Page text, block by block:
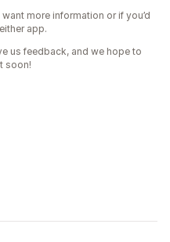
more information or if you’d
app.
us feedback, and we hope to
soon!